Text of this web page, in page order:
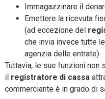
Immagazzinare il
Emettere la ricevuta
(ad eccezione del
che invia invece tutte
agenzia delle entrate).
Tuttavia, le sue funzioni non
il registratore di cassa
commerciante è in grado di